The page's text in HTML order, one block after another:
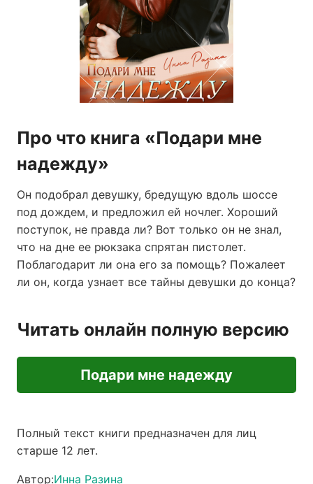
Про что книга «Подари мне
надежду»
Он подобрал девушку, бредущую вдоль шоссе
под дождем, и предложил ей ночлег. Хороший
поступок, не правда ли? Вот только он не знал,
что на дне ее рюкзака спрятан пистолет.
Поблагодарит ли она его за помощь? Пожалеет
ли он, когда узнает все тайны девушки до конца?
Читать онлайн полную версию
Подари мне надежду
Полный текст книги предназначен для лиц
старше 12 лет.
Автор:Инна Разина